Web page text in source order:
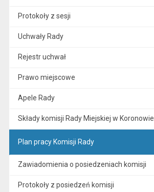
Protokoły z sesji
Uchwały Rady
Rejestr uchwał
Prawo miejscowe
Apele Rady
Składy komisji Rady Miejskiej w Koronowie
Plan pracy Komisji Rady
Zawiadomienia o posiedzeniach komisji
Protokoły z posiedzeń komisji